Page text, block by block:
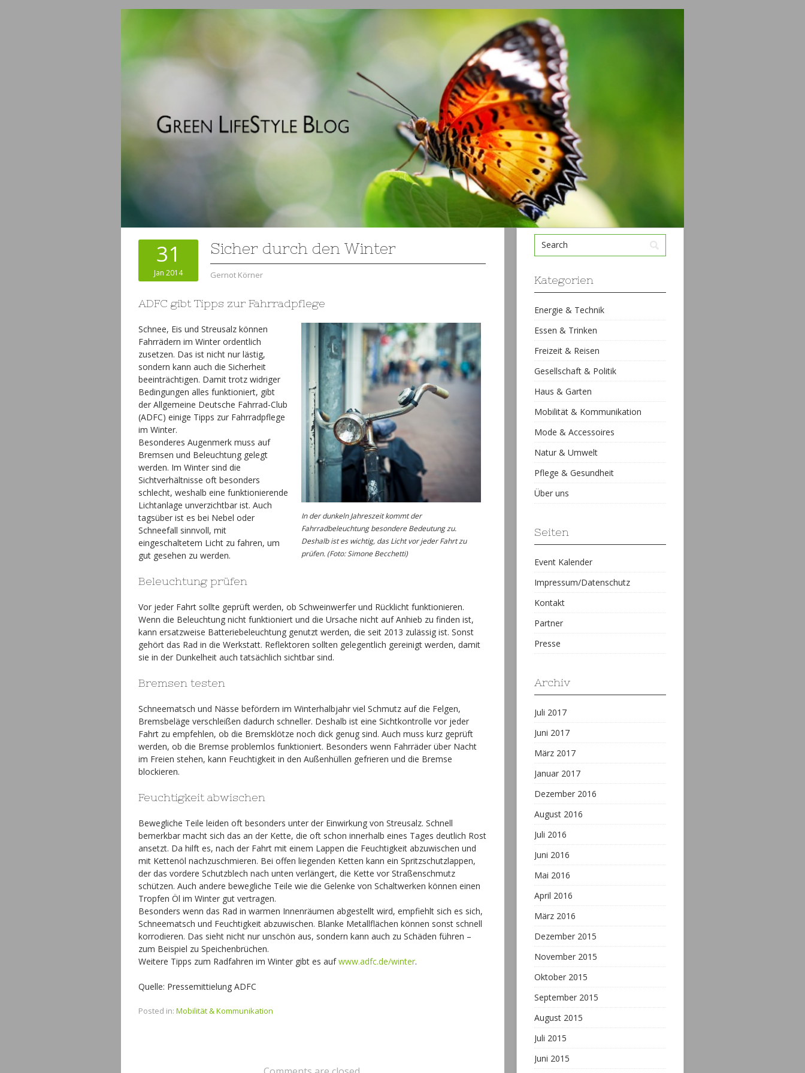
31
Jan 2014
Sicher durch den Winter
Gernot Körner
ADFC gibt Tipps zur Fahrradpflege
In der dunkeln Jahreszeit kommt der
Fahrradbeleuchtung besondere Bedeutung zu.
Deshalb ist es wichtig, das Licht vor jeder Fahrt zu
prüfen. (Foto: Simone Becchetti)
Schnee, Eis und Streusalz können
Fahrrädern im Winter ordentlich
zusetzen. Das ist nicht nur lästig,
sondern kann auch die Sicherheit
beeinträchtigen. Damit trotz widriger
Bedingungen alles funktioniert, gibt
der Allgemeine Deutsche Fahrrad-Club
(ADFC) einige Tipps zur Fahrradpflege
im Winter.
Besonderes Augenmerk muss auf
Bremsen und Beleuchtung gelegt
werden. Im Winter sind die
Sichtverhältnisse oft besonders
schlecht, weshalb eine funktionierende
Lichtanlage unverzichtbar ist. Auch
tagsüber ist es bei Nebel oder
Schneefall sinnvoll, mit
eingeschaltetem Licht zu fahren, um
gut gesehen zu werden.
Beleuchtung prüfen
Vor jeder Fahrt sollte geprüft werden, ob Schweinwerfer und Rücklicht funktionieren.
Wenn die Beleuchtung nicht funktioniert und die Ursache nicht auf Anhieb zu finden ist,
kann ersatzweise Batteriebeleuchtung genutzt werden, die seit 2013 zulässig ist. Sonst
gehört das Rad in die Werkstatt. Reflektoren sollten gelegentlich gereinigt werden, damit
sie in der Dunkelheit auch tatsächlich sichtbar sind.
Bremsen testen
Schneematsch und Nässe befördern im Winterhalbjahr viel Schmutz auf die Felgen,
Bremsbeläge verschleißen dadurch schneller. Deshalb ist eine Sichtkontrolle vor jeder
Fahrt zu empfehlen, ob die Bremsklötze noch dick genug sind. Auch muss kurz geprüft
werden, ob die Bremse problemlos funktioniert. Besonders wenn Fahrräder über Nacht
im Freien stehen, kann Feuchtigkeit in den Außenhüllen gefrieren und die Bremse
blockieren.
Feuchtigkeit abwischen
Bewegliche Teile leiden oft besonders unter der Einwirkung von Streusalz. Schnell
bemerkbar macht sich das an der Kette, die oft schon innerhalb eines Tages deutlich Rost
ansetzt. Da hilft es, nach der Fahrt mit einem Lappen die Feuchtigkeit abzuwischen und
mit Kettenöl nachzuschmieren. Bei offen liegenden Ketten kann ein Spritzschutzlappen,
der das vordere Schutzblech nach unten verlängert, die Kette vor Straßenschmutz
schützen. Auch andere bewegliche Teile wie die Gelenke von Schaltwerken können einen
Tropfen Öl im Winter gut vertragen.
Besonders wenn das Rad in warmen Innenräumen abgestellt wird, empfiehlt sich es sich,
Schneematsch und Feuchtigkeit abzuwischen. Blanke Metallflächen können sonst schnell
korrodieren. Das sieht nicht nur unschön aus, sondern kann auch zu Schäden führen –
zum Beispiel zu Speichenbrüchen.
Weitere Tipps zum Radfahren im Winter gibt es aufwww.adfc.de/winter.
Quelle: Pressemittielung ADFC
Posted in: Mobilität & Kommunikation
Kategorien
Energie & Technik
Essen & Trinken
Freizeit & Reisen
Gesellschaft & Politik
Haus & Garten
Mobilität & Kommunikation
Mode & Accessoires
Natur & Umwelt
Pflege & Gesundheit
Über uns
Seiten
Event Kalender
Impressum/Datenschutz
Kontakt
Partner
Presse
Archiv
Juli 2017
Juni 2017
März 2017
Januar 2017
Dezember 2016
August 2016
Juli 2016
Juni 2016
Mai 2016
April 2016
März 2016
Dezember 2015
November 2015
Oktober 2015
September 2015
August 2015
Juli 2015
Juni 2015